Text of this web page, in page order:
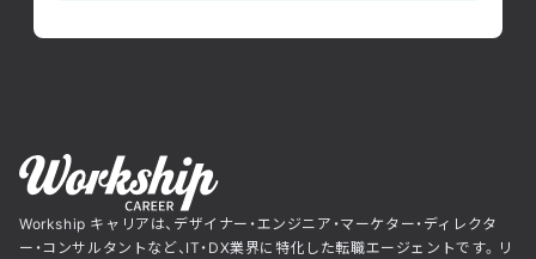
Workship キャリアは、デザイナー・エンジニア・マーケター・ディレクタ
ー・コンサルタントなど、IT・DX業界に特化した転職エージェントです。リ